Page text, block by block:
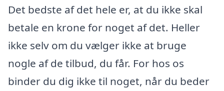
Det bedste af det hele er, at du ikke skal
betale en krone for noget af det. Heller
ikke selv om du vælger ikke at bruge
nogle af de tilbud, du får. For hos os
binder du dig ikke til noget, når du beder